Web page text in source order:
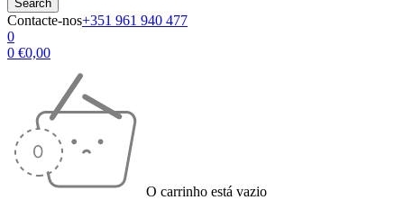
Contacte-nos+351 961 940 477
0
0 €0,00
O carrinho está vazio